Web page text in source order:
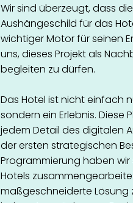
Wir sind überzeugt, dass
Aushängeschild für das
wichtiger Motor für seinen
uns, dieses Projekt als
begleiten zu dürfen.
Das Hotel ist nicht einfach
sondern ein Erlebnis. Diese
jedem Detail des digitalen
der ersten strategischen
Programmierung haben
Hotels
maßgeschneiderte Lösung